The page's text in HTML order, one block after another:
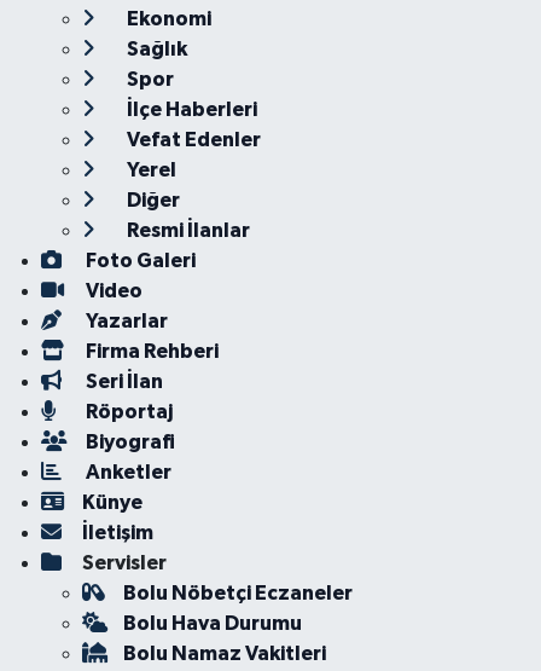
Ekonomi
Sağlık
Spor
İlçe Haberleri
Vefat Edenler
Yerel
Diğer
Resmi İlanlar
Foto Galeri
Video
Yazarlar
Firma Rehberi
Seri İlan
Röportaj
Biyografi
Anketler
Künye
İletişim
Servisler
Bolu Nöbetçi Eczaneler
Bolu Hava Durumu
Bolu Namaz Vakitleri